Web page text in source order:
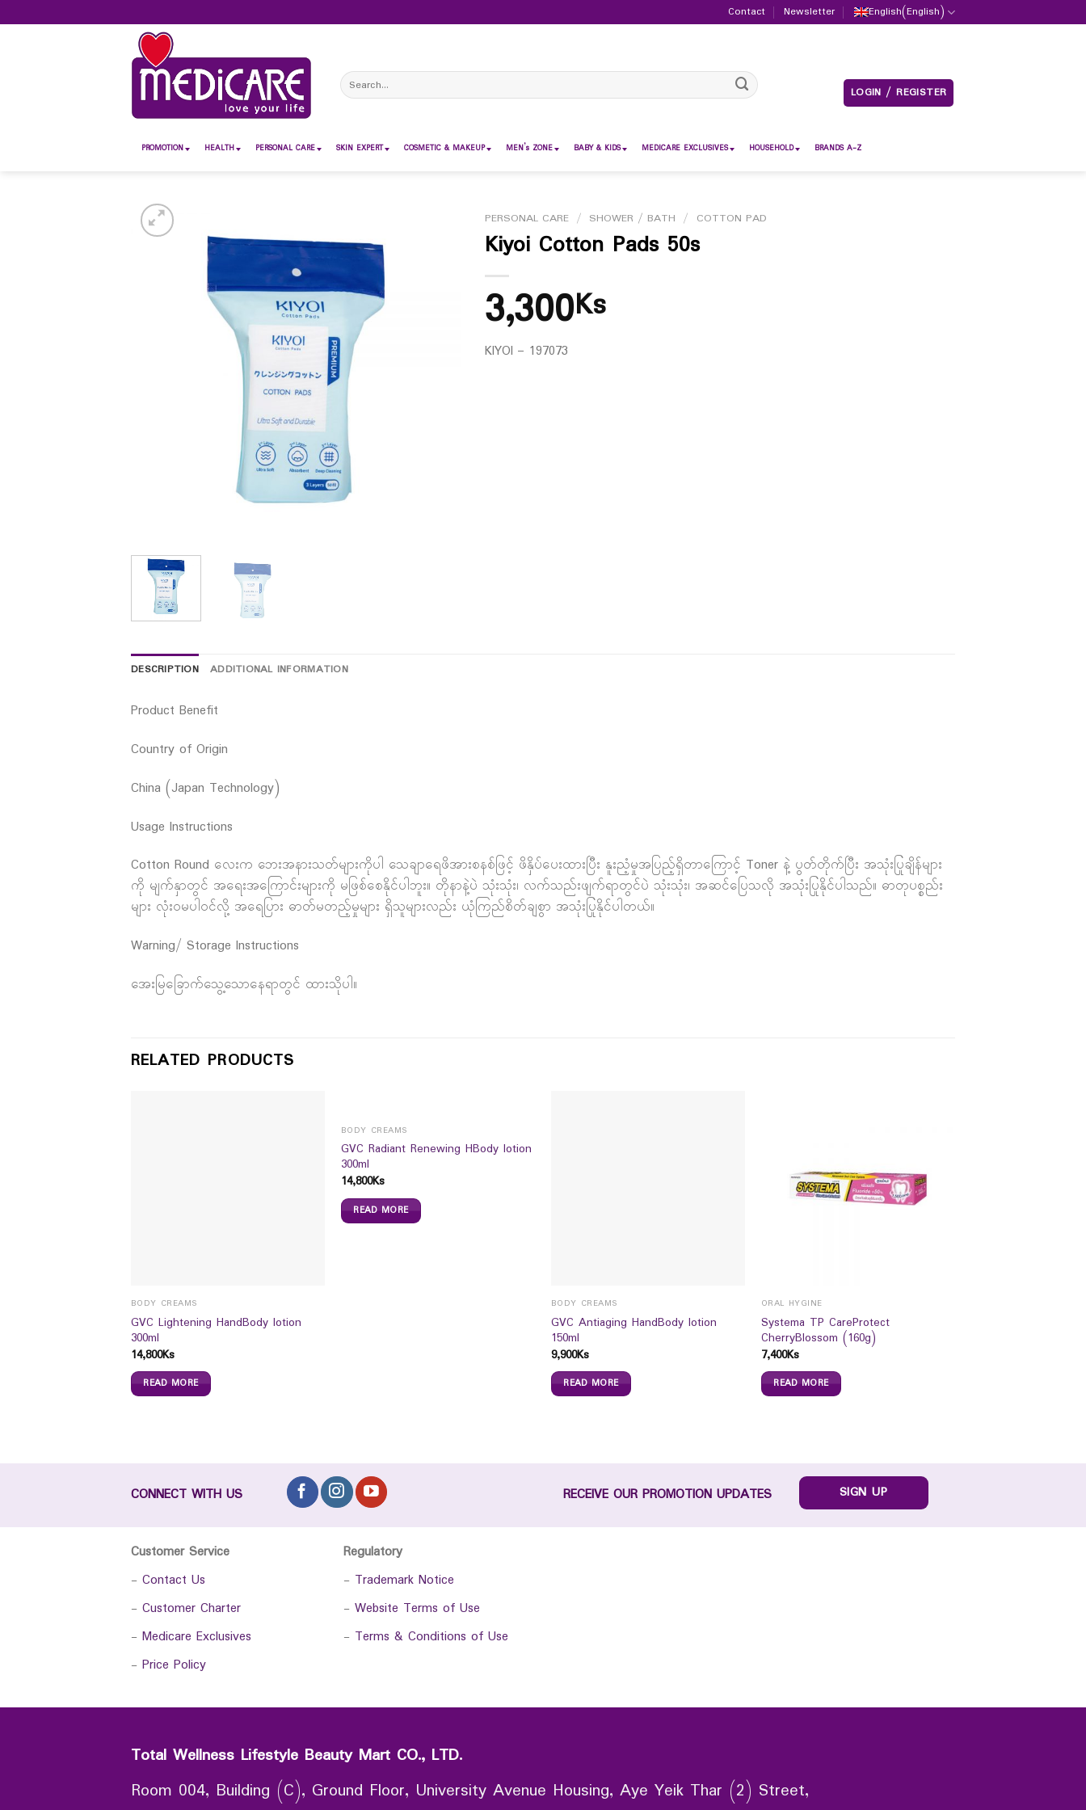
to
Contact Newsletter English(English)
Search
for:
LOGIN / REGISTER
PROMOTION HEALTH PERSONAL CARE SKIN EXPERT COSMETIC & MAKEUP MEN’s ZONE BABY & KIDS MEDICARE EXCLUSIVES HOUSEHOLD BRANDS A-Z
PERSONAL CARE / SHOWER / BATH / COTTON PAD
Kiyoi Cotton Pads 50s
3,300Ks
KIYOI – 197073
DESCRIPTION ADDITIONAL INFORMATION
Product Benefit
Country of Origin
China (Japan Technology)
Usage Instructions
Cotton Round လေးက ဘေးအနားသတ်များကိုပါ သေချာရေဖိအားစနစ်ဖြင့် ဖိနှိပ်ပေးထားပြီး နူးညံ့မှုအပြည့်ရှိတာကြောင့် Toner နဲ့ ပွတ်တိုက်ပြီး အသုံးပြုချိန်များ
ကို မျက်နှာတွင် အရေးအကြောင်းများကို မဖြစ်စေနိုင်ပါဘူး။ တိုနာနဲ့ပဲ သုံးသုံး၊ လက်သည်းဖျက်ရာတွင်ပဲ သုံးသုံး၊ အဆင်ပြေသလို အသုံးပြုနိုင်ပါသည်။ ဓာတုပစ္စည်း
များ လုံးဝမပါဝင်လို့ အ‌ရေပြား ဓာတ်မတည့်မှုများ ရှိသူများလည်း ယုံကြည်စိတ်ချစွာ အသုံးပြုနိုင်ပါတယ်။
Warning/ Storage Instructions
အေးမြခြောက်သွေ့သောနေရာတွင် ထားသိုပါ။
RELATED PRODUCTS
BODY CREAMS
GVC Lightening HandBody lotion
300ml
14,800Ks
READ MORE
BODY CREAMS
GVC Radiant Renewing HBody lotion
300ml
14,800Ks
READ MORE
BODY CREAMS
GVC Antiaging HandBody lotion
150ml
9,900Ks
READ MORE
ORAL HYGINE
Systema TP CareProtect
CherryBlossom (160g)
7,400Ks
READ MORE
CONNECT WITH US RECEIVE OUR PROMOTION UPDATES SIGN UP
Customer Service
- Contact Us
- Customer Charter
- Medicare Exclusives
- Price Policy
Regulatory
- Trademark Notice
- Website Terms of Use
- Terms & Conditions of Use
Total Wellness Lifestyle Beauty Mart CO., LTD.
Room 004, Building (C), Ground Floor, University Avenue Housing, Aye Yeik Thar (2) Street,